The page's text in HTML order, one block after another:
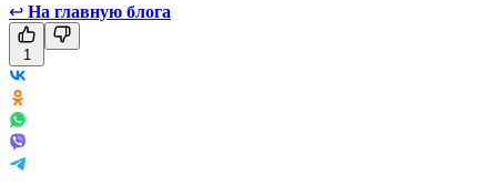
↩ На главную блога
1